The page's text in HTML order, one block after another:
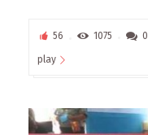
56 1075 0
play